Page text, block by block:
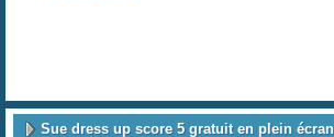
Sue dress up score 5 gratuit en plein écran